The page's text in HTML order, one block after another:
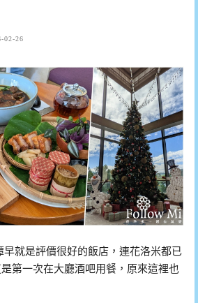
02-26
早就是評價很好的飯店，連花洛米都已
第一次在大廳酒吧用餐，原來這裡也